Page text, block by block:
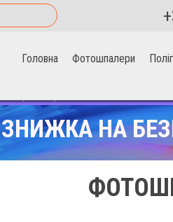
Головна Фотошпалери
ЗНИЖКА НА